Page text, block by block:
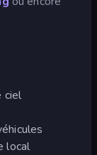
ciel
local